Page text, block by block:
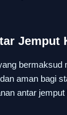
Jemput
bermaksud
aman bagi
antar